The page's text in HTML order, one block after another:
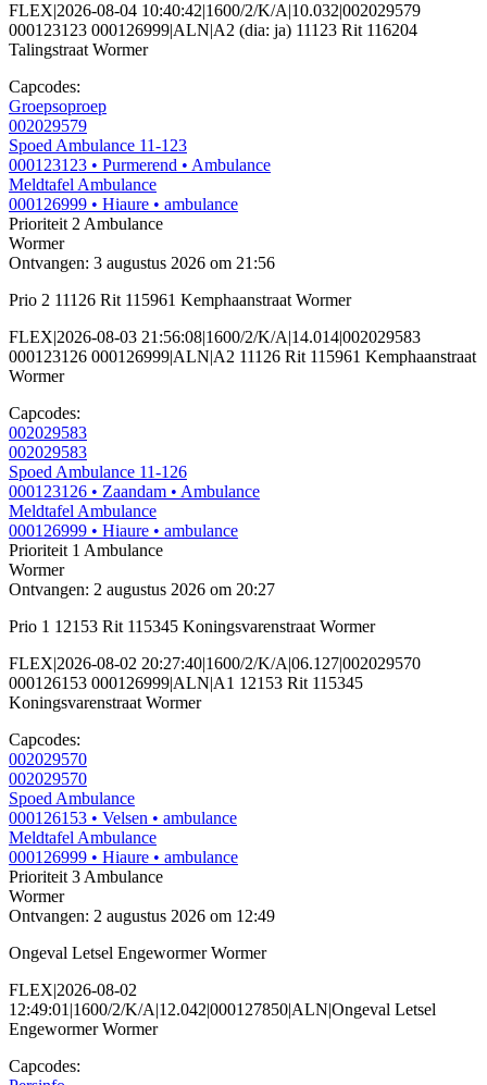
FLEX|2026-08-04 10:40:42|1600/2/K/A|10.032|002029579
000123123 000126999|ALN|A2 (dia: ja) 11123 Rit 116204
Talingstraat Wormer
Capcodes:
Groepsoproep
002029579
Spoed Ambulance 11-123
000123123 • Purmerend • Ambulance
Meldtafel Ambulance
000126999 • Hiaure • ambulance
Prioriteit 2Ambulance
Wormer
Ontvangen: 3 augustus 2026 om 21:56
Prio 2 11126 Rit 115961 Kemphaanstraat Wormer
FLEX|2026-08-03 21:56:08|1600/2/K/A|14.014|002029583
000123126 000126999|ALN|A2 11126 Rit 115961 Kemphaanstraat
Wormer
Capcodes:
002029583
002029583
Spoed Ambulance 11-126
000123126 • Zaandam • Ambulance
Meldtafel Ambulance
000126999 • Hiaure • ambulance
Prioriteit 1 Ambulance
Wormer
Ontvangen: 2 augustus 2026 om 20:27
Prio 1 12153 Rit 115345 Koningsvarenstraat Wormer
FLEX|2026-08-02 20:27:40|1600/2/K/A|06.127|002029570
000126153 000126999|ALN|A1 12153 Rit 115345
Koningsvarenstraat Wormer
Capcodes:
002029570
002029570
Spoed Ambulance
000126153 • Velsen • ambulance
Meldtafel Ambulance
000126999 • Hiaure • ambulance
Prioriteit 3Ambulance
Wormer
Ontvangen: 2 augustus 2026 om 12:49
Ongeval Letsel Engewormer Wormer
FLEX|2026-08-02
12:49:01|1600/2/K/A|12.042|000127850|ALN|Ongeval Letsel
Engewormer Wormer
Capcodes: